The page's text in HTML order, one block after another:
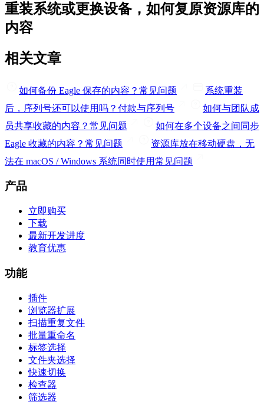
重装系统或更换设备，如何复原资源库的
内容
相关文章
如何备份 Eagle 保存的内容？ 常见问题
系统重装
后，序列号还可以使用吗？ 付款与序列号
如何与团队成
员共享收藏的内容？ 常见问题
如何在多个设备之间同步
Eagle 收藏的内容？ 常见问题
资源库放在移动硬盘，无
法在 macOS / Windows 系统同时使用常见问题
产品
立即购买
下载
最新开发进度
教育优惠
功能
插件
浏览器扩展
扫描重复文件
批量重命名
标签选择
文件夹选择
快速切换
检查器
筛选器